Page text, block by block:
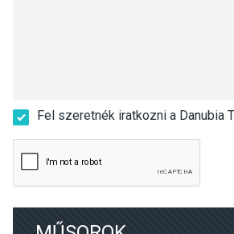
Fel szeretnék iratkozni a Danubia